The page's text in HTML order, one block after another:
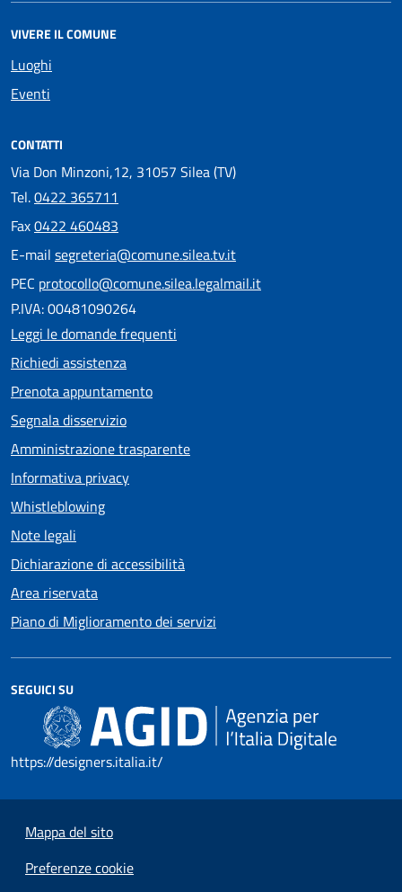
VIVERE IL COMUNE
Luoghi
Eventi
CONTATTI
Via Don Minzoni,12, 31057 Silea (TV)
Tel.0422 365711
Fax0422 460483
E-mail segreteria@comune.silea.tv.it
PEC protocollo@comune.silea.legalmail.it
P.IVA: 00481090264
Leggi le domande frequenti
Richiedi assistenza
Prenota appuntamento
Segnala disservizio
Amministrazione trasparente
Informativa privacy
Whistleblowing
Note legali
Dichiarazione di accessibilità
Area riservata
Piano di Miglioramento dei servizi
SEGUICI SU
https://designers.italia.it/
Mappa del sito
Preferenze cookie